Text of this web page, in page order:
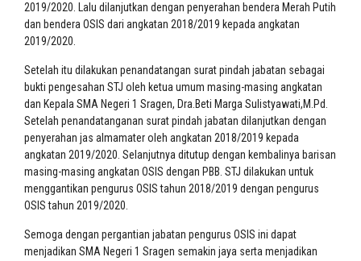
2019/2020. Lalu dilanjutkan dengan penyerahan bendera Merah Putih
dan bendera OSIS dari angkatan 2018/2019 kepada angkatan
2019/2020.
Setelah itu dilakukan penandatangan surat pindah jabatan sebagai
bukti pengesahan STJ oleh ketua umum masing-masing angkatan
dan Kepala SMA Negeri 1 Sragen, Dra.Beti Marga Sulistyawati,M.Pd.
Setelah penandatanganan surat pindah jabatan dilanjutkan dengan
penyerahan jas almamater oleh angkatan 2018/2019 kepada
angkatan 2019/2020. Selanjutnya ditutup dengan kembalinya barisan
masing-masing angkatan OSIS dengan PBB. STJ dilakukan untuk
menggantikan pengurus OSIS tahun 2018/2019 dengan pengurus
OSIS tahun 2019/2020.
Semoga dengan pergantian jabatan pengurus OSIS ini dapat
menjadikan SMA Negeri 1 Sragen semakin jaya serta menjadikan